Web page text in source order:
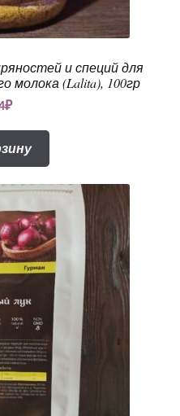
и специй для
молока (Lalita), 100гр
₽